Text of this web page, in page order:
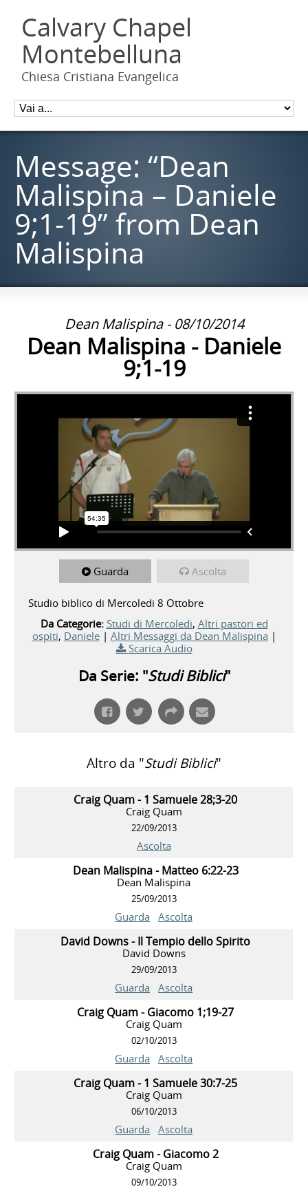
Calvary Chapel
Montebelluna
Chiesa Cristiana Evangelica
Message: “Dean
Malispina – Daniele
9;1-19” from Dean
Malispina
Dean Malispina - 08/10/2014
Dean Malispina - Daniele
9;1-19
Guarda Ascolta
Studio biblico di Mercoledi 8 Ottobre
Da Categorie: Studi di Mercoledi, Altri pastori ed
ospiti, Daniele| Altri Messaggi da Dean Malispina |
Scarica Audio
Da Serie: "Studi Biblici"
Altro da "Studi Biblici"
Craig Quam - 1 Samuele 28;3-20
Craig Quam
22/09/2013
Ascolta
Dean Malispina - Matteo 6:22-23
Dean Malispina
25/09/2013
Guarda Ascolta
David Downs - Il Tempio dello Spirito
David Downs
29/09/2013
Guarda Ascolta
Craig Quam - Giacomo 1;19-27
Craig Quam
02/10/2013
Guarda Ascolta
Craig Quam - 1 Samuele 30:7-25
Craig Quam
06/10/2013
Guarda Ascolta
Craig Quam - Giacomo 2
Craig Quam
09/10/2013